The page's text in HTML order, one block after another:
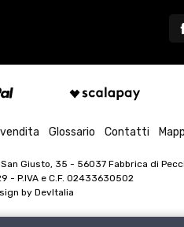
Glossario Contatti
San Giusto, 35 - 56037 Fabbrica di
- P.IVA e C.F. 02433630502
by DevItalia